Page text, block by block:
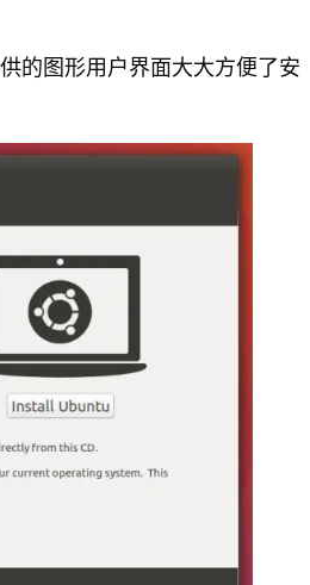
的图形用户界面大大方便了安